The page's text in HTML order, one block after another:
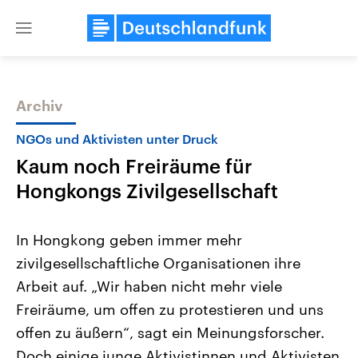
Close
Themen
Landtagswahl Sachsen-Anhalt
2026
Alle Informationen
Sachsen-Anhalt wählt am 6.
September 2026 einen neuen
Landtag. Seit 2021 wird das
Bundesland von einer Koalition aus
USA
Aktuelle Beiträge,
Hintergründe
Wirtschaftlich und
gehören die Vereinigten
den mächtigsten Ländern
mit großem Einfluss auf
Archiv
NGOs und Aktivisten unter Druck
Kaum noch Freiräume für
Hongkongs Zivilgesellschaft
In Hongkong geben immer mehr
zivilgesellschaftliche Organisationen ihre
Arbeit auf. „Wir haben nicht mehr viele
Freiräume, um offen zu protestieren und uns
offen zu äußern“, sagt ein Meinungsforscher.